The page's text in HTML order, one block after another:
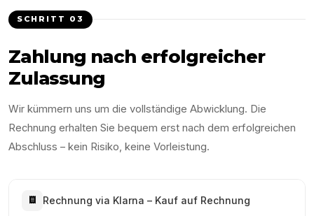
SCHRITT 03
Zahlung nach erfolgreicher
Zulassung
Wir kümmern uns um die vollständige Abwicklung. Die
Rechnung erhalten Sie bequem erst nach dem erfolgreichen
Abschluss – kein Risiko, keine Vorleistung.
Rechnung via Klarna – Kauf auf Rechnung